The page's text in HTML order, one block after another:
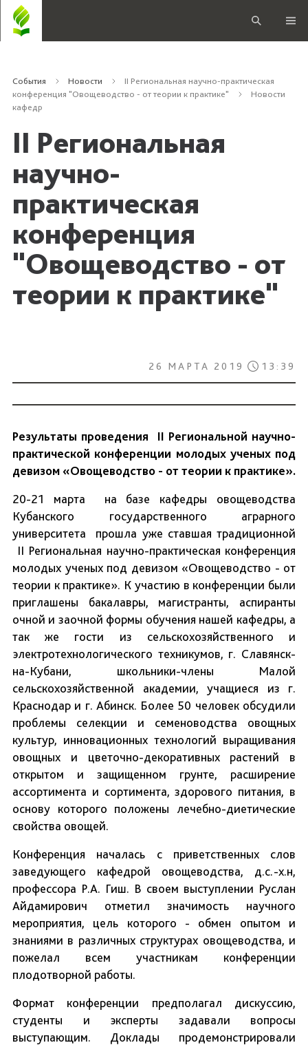
События Новости
II Региональная научно-практическая
конференция "Овощеводство - от теории к практике"
Новости
кафедр
II Региональная
научно-
практическая
конференция
"Овощеводство - от
теории к практике"
26 МАРТА 2019 13:39
Результаты проведения II Региональной научно-
практической конференции молодых ученых под
девизом «Овощеводство - от теории к практике».
20-21 марта на базе кафедры овощеводства
Кубанского государственного аграрного
университета прошла уже ставшая традиционной
II Региональная научно-практическая конференция
молодых ученых под девизом «Овощеводство - от
теории к практике». К участию в конференции были
приглашены бакалавры, магистранты, аспиранты
очной и заочной формы обучения нашей кафедры, а
так же гости из сельскохозяйственного и
электротехнологического техникумов, г. Славянск-
на-Кубани, школьники-члены Малой
сельскохозяйственной академии, учащиеся из г.
Краснодар и г. Абинск. Более 50 человек обсудили
проблемы селекции и семеноводства овощных
культур, инновационных технологий выращивания
овощных и цветочно-декоративных растений в
открытом и защищенном грунте, расширение
ассортимента и сортимента, здорового питания, в
основу которого положены лечебно-диетические
свойства овощей.
Конференция началась с приветственных слов
заведующего кафедрой овощеводства, д.с.-х.н,
профессора Р.А. Гиш. В своем выступлении Руслан
Айдамирович отметил значимость научного
мероприятия, цель которого - обмен опытом и
знаниями в различных структурах овощеводства, и
пожелал всем участникам конференции
плодотворной работы.
Формат конференции предполагал дискуссию,
студенты и эксперты задавали вопросы
выступающим. Доклады продемонстрировали